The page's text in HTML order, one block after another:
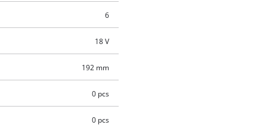
6
18 V
192 mm
0 pcs
0 pcs